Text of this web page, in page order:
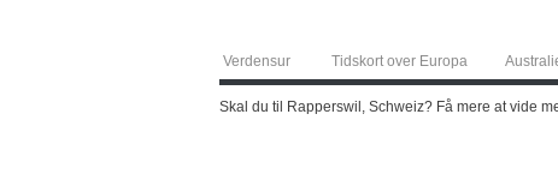
Verdensur Tidskort over Europa
Skal du til Rapperswil, Schweiz? Få mere at vide